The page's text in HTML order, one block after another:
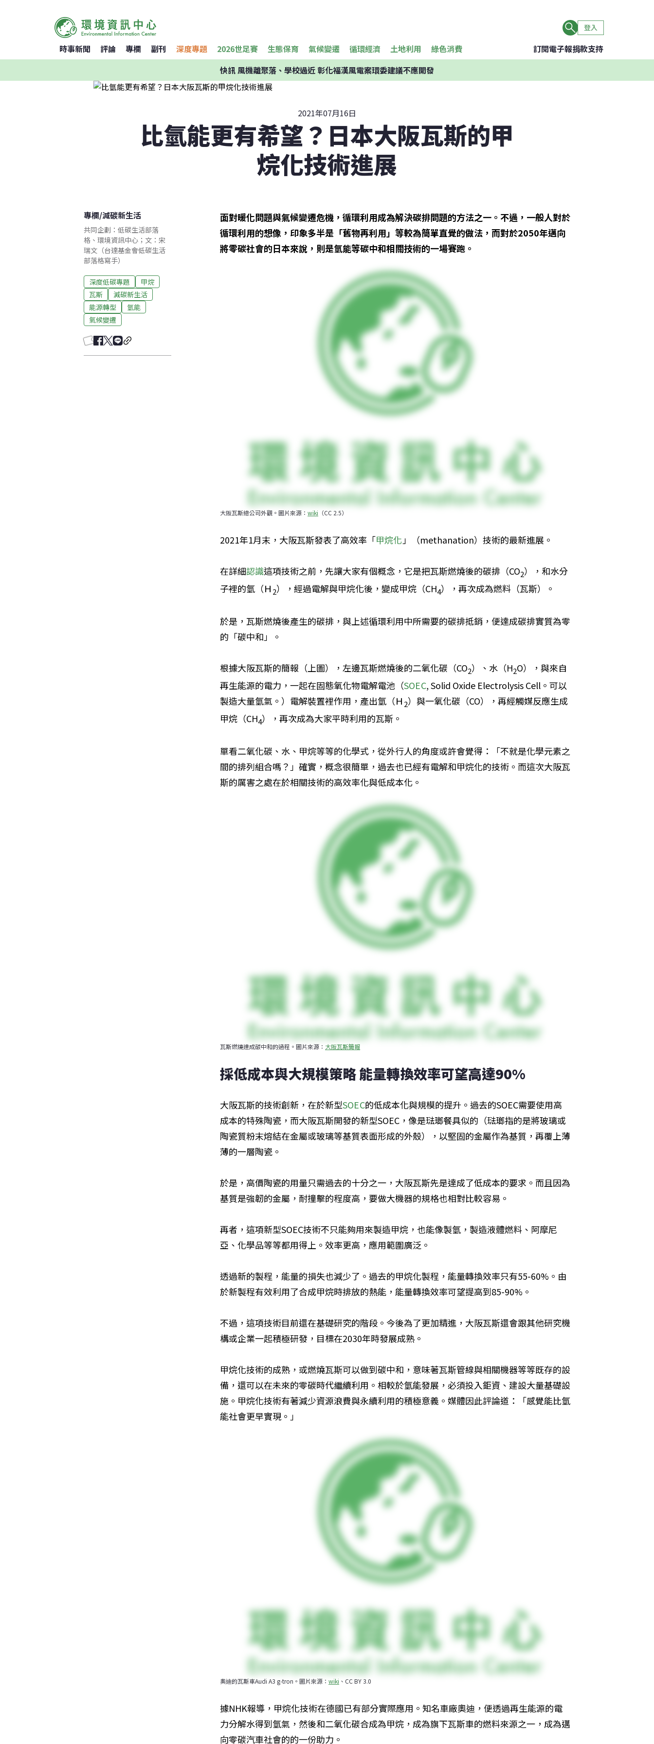
登入
時事新聞 評論 專欄 副刊 深度專題 2026世足賽 生態保育 氣候變遷 循環經濟 土地利用 綠色消費 訂閱電子報捐款支持
快訊風機離聚落、學校過近 彰化福漢風電案環委建議不應開發
2021年07月16日
比氫能更有希望？日本大阪瓦斯的甲
烷化技術進展
專欄/減碳新生活
共同企劃：低碳生活部落
格、環境資訊中心；文：宋
瑞文（台達基金會低碳生活
部落格寫手）
深度低碳專題
甲烷
瓦斯
減碳新生活
能源轉型
氫能
氣候變遷
面對暖化問題與氣候變遷危機，循環利用成為解決碳排問題的方法之一。不過，一般人對於
循環利用的想像，印象多半是「舊物再利用」等較為簡單直覺的做法，而對於2050年邁向
將零碳社會的日本來說，則是氫能等碳中和相關技術的一場賽跑。
大阪瓦斯總公司外觀。圖片來源： wiki （CC 2.5）
2021年1月末，大阪瓦斯發表了高效率「甲烷化」（methanation）技術的最新進展。
在詳細認識這項技術之前，先讓大家有個概念，它是把瓦斯燃燒後的碳排（CO2），和水分
子裡的氫（Ｈ 2），經過電解與甲烷化後，變成甲烷（CH4），再次成為燃料（瓦斯）。
於是，瓦斯燃燒後產生的碳排，與上述循環利用中所需要的碳排抵銷，便達成碳排實質為零
的「碳中和」。
根據大阪瓦斯的簡報（上圖），左邊瓦斯燃燒後的二氧化碳（CO2）、水（H2O），與來自
再生能源的電力，一起在固態氧化物電解電池（SOEC, Solid Oxide Electrolysis Cell。可以
製造大量氫氣。）電解裝置裡作用，產出氫（Ｈ 2）與一氧化碳（CO），再經觸媒反應生成
甲烷（CH4），再次成為大家平時利用的瓦斯。
單看二氧化碳、水、甲烷等等的化學式，從外行人的角度或許會覺得：「不就是化學元素之
間的排列組合嗎？」確實，概念很簡單，過去也已經有電解和甲烷化的技術。而這次大阪瓦
斯的厲害之處在於相關技術的高效率化與低成本化。
瓦斯燃燒達成碳中和的過程。圖片來源： 大阪瓦斯簡報
採低成本與大規模策略 能量轉換效率可望高達90%
大阪瓦斯的技術創新，在於新型SOEC的低成本化與規模的提升。過去的SOEC需要使用高
成本的特殊陶瓷，而大阪瓦斯開發的新型SOEC，像是琺瑯餐具似的（琺瑯指的是將玻璃或
陶瓷質粉末熔結在金屬或玻璃等基質表面形成的外殼），以堅固的金屬作為基質，再覆上薄
薄的一層陶瓷。
於是，高價陶瓷的用量只需過去的十分之一，大阪瓦斯先是達成了低成本的要求。而且因為
基質是強韌的金屬，耐撞擊的程度高，要做大機器的規格也相對比較容易。
再者，這項新型SOEC技術不只能夠用來製造甲烷，也能像製氫，製造液體燃料、阿摩尼
亞、化學品等等都用得上。效率更高，應用範圍廣泛。
透過新的製程，能量的損失也減少了。過去的甲烷化製程，能量轉換效率只有55-60%。由
於新製程有效利用了合成甲烷時排放的熱能，能量轉換效率可望提高到85-90%。
不過，這項技術目前還在基礎研究的階段。今後為了更加精進，大阪瓦斯還會跟其他研究機
構或企業一起積極研發，目標在2030年時發展成熟。
甲烷化技術的成熟，或燃燒瓦斯可以做到碳中和，意味著瓦斯管線與相關機器等等既存的設
備，還可以在未來的零碳時代繼續利用。相較於氫能發展，必須投入鉅資、建設大量基礎設
施。甲烷化技術有著減少資源浪費與永續利用的積極意義。媒體因此評論道：「感覺能比氫
能社會更早實現。」
奧迪的瓦斯車Audi A3 g-tron。圖片來源： wiki 、CC BY 3.0
據NHK報導，甲烷化技術在德國已有部分實際應用。知名車廠奧迪，便透過再生能源的電
力分解水得到氫氣，然後和二氧化碳合成為甲烷，成為旗下瓦斯車的燃料來源之一，成為邁
向零碳汽車社會的的一份助力。